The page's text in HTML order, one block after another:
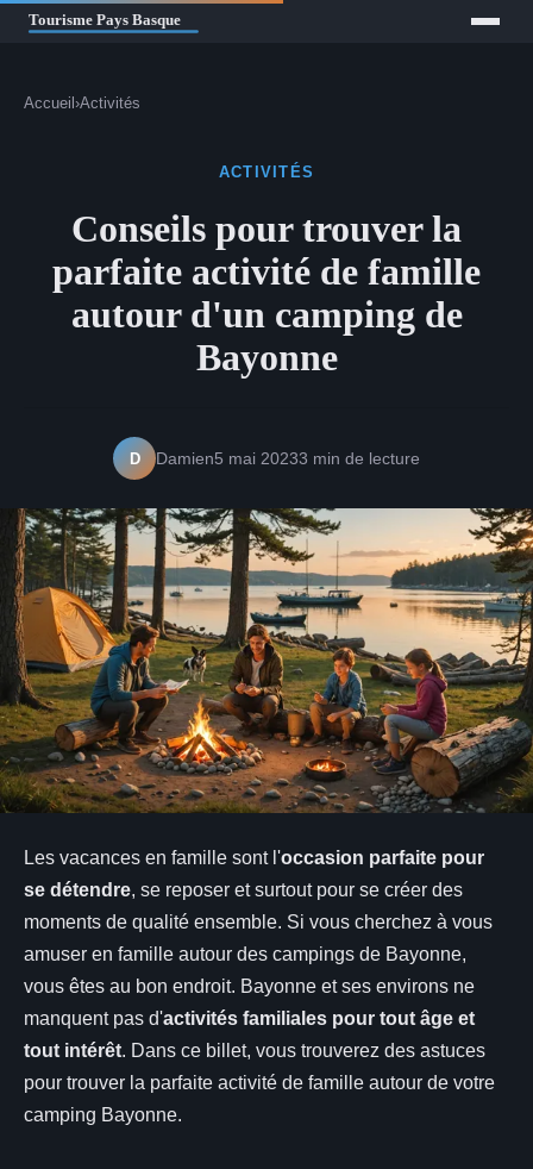
Accueil ›Activités
ACTIVITÉS
Conseils pour trouver la
parfaite activité de famille
autour d'un camping de
Bayonne
D Damien5 mai 20233 min de lecture
Les vacances en famille sont l'occasion parfaite pour
se détendre, se reposer et surtout pour se créer des
moments de qualité ensemble. Si vous cherchez à vous
amuser en famille autour des campings de Bayonne,
vous êtes au bon endroit. Bayonne et ses environs ne
manquent pas d'activités familiales pour tout âge et
tout intérêt. Dans ce billet, vous trouverez des astuces
pour trouver la parfaite activité de famille autour de votre
camping Bayonne.